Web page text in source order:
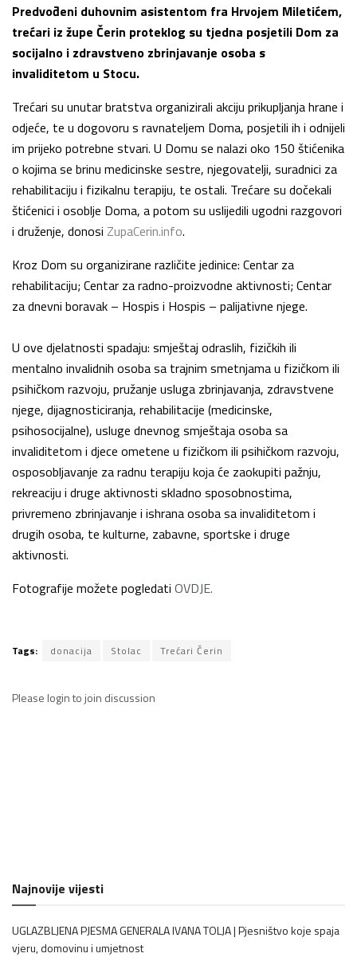
Predvođeni duhovnim asistentom fra Hrvojem Miletićem,
trećari iz župe Čerin proteklog su tjedna posjetili Dom za
socijalno i zdravstveno zbrinjavanje osoba s
invaliditetom u Stocu.
Trećari su unutar bratstva organizirali akciju prikupljanja hrane i
odjeće, te u dogovoru s ravnateljem Doma, posjetili ih i odnijeli
im prijeko potrebne stvari. U Domu se nalazi oko 150 štićenika
o kojima se brinu medicinske sestre, njegovatelji, suradnici za
rehabilitaciju i fizikalnu terapiju, te ostali. Trećare su dočekali
štićenici i osoblje Doma, a potom su uslijedili ugodni razgovori
i druženje, donosi ZupaCerin.info.
Kroz Dom su organizirane različite jedinice: Centar za
rehabilitaciju; Centar za radno-proizvodne aktivnosti; Centar
za dnevni boravak – Hospis i Hospis – palijativne njege.
U ove djelatnosti spadaju: smještaj odraslih, fizičkih ili
mentalno invalidnih osoba sa trajnim smetnjama u fizičkom ili
psihičkom razvoju, pružanje usluga zbrinjavanja, zdravstvene
njege, dijagnosticiranja, rehabilitacije (medicinske,
psihosocijalne), usluge dnevnog smještaja osoba sa
invaliditetom i djece ometene u fizičkom ili psihičkom razvoju,
osposobljavanje za radnu terapiju koja će zaokupiti pažnju,
rekreaciju i druge aktivnosti skladno sposobnostima,
privremeno zbrinjavanje i ishrana osoba sa invaliditetom i
drugih osoba, te kulturne, zabavne, sportske i druge
aktivnosti.
Fotografije možete pogledati OVDJE.
Tags: donacija Stolac Trećari Čerin
Please loginto join discussion
Najnovije vijesti
UGLAZBLJENA PJESMA GENERALA IVANA TOLJA | Pjesništvo koje spaja
vjeru, domovinu i umjetnost